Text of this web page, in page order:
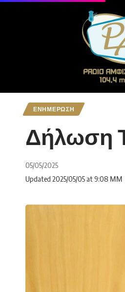
ΕΝΗΜΕΡΩΣΗ
Δήλωση
05/05/2025
Updated 2025/05/05 at 9:08 ΜΜ